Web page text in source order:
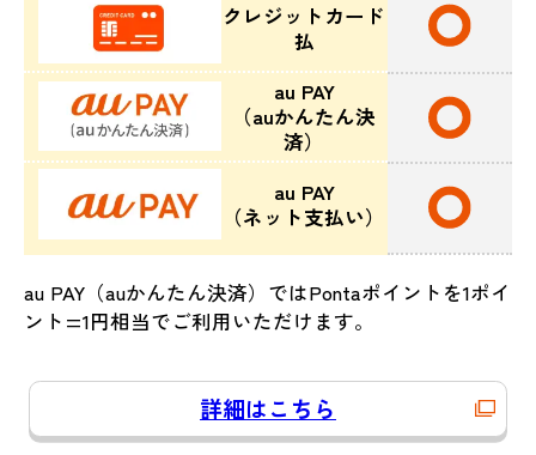
クレジットカード
払
au PAY
（auかんたん決
済）
au PAY
（ネット支払い）
au PAY（auかんたん決済）ではPontaポイントを1ポイ
ント=1円相当でご利用いただけます。
詳細はこちら